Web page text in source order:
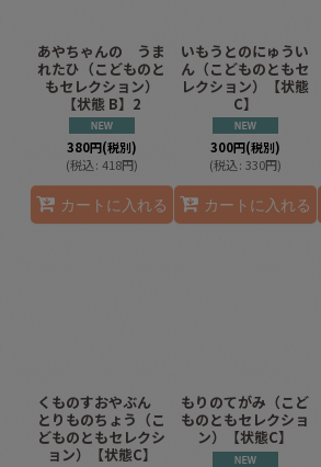
あやちゃんの うま
れたひ（こどものと
もセレクション）
【状態 B】2
380円(税別)
(税込: 418円)
カートに入れる
いもうとのにゅうい
ん（こどものともセ
レクション）【状態
C】
300円(税別)
(税込: 330円)
カートに入れる
くものすおやぶん
とりものちょう（こ
どものともセレクシ
ョン）【状態C】
もりのてがみ（こど
ものともセレクショ
ン）【状態C】